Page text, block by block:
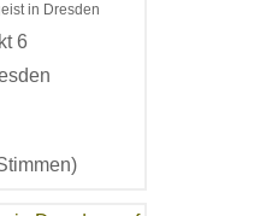
in Dresden
6